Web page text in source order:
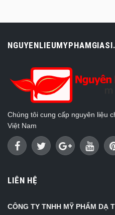
Chúng tôi cung cấp nguyên liệu
Việt Nam
LIÊN HỆ
CÔNG TY TNHH MỸ PHẨM DẠ